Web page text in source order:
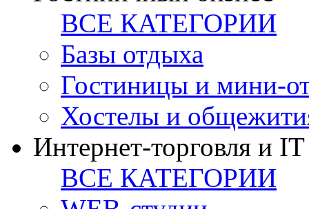
ВСЕ КАТЕГОРИИ
Базы отдыха
Гостиницы и мини-
Хостелы и
Интернет-торговля и IT
ВСЕ КАТЕГОРИИ